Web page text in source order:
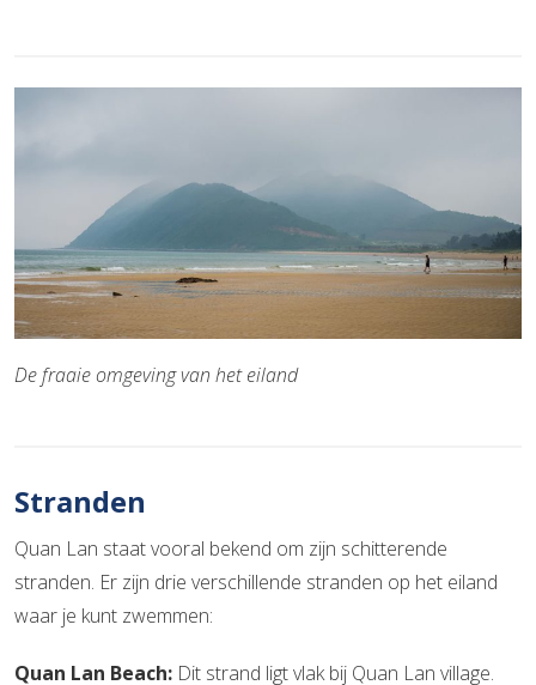
De fraaie omgeving van het eiland
Stranden
Quan Lan staat vooral bekend om zijn schitterende
stranden. Er zijn drie verschillende stranden op het eiland
waar je kunt zwemmen:
Quan Lan Beach: Dit strand ligt vlak bij Quan Lan village.